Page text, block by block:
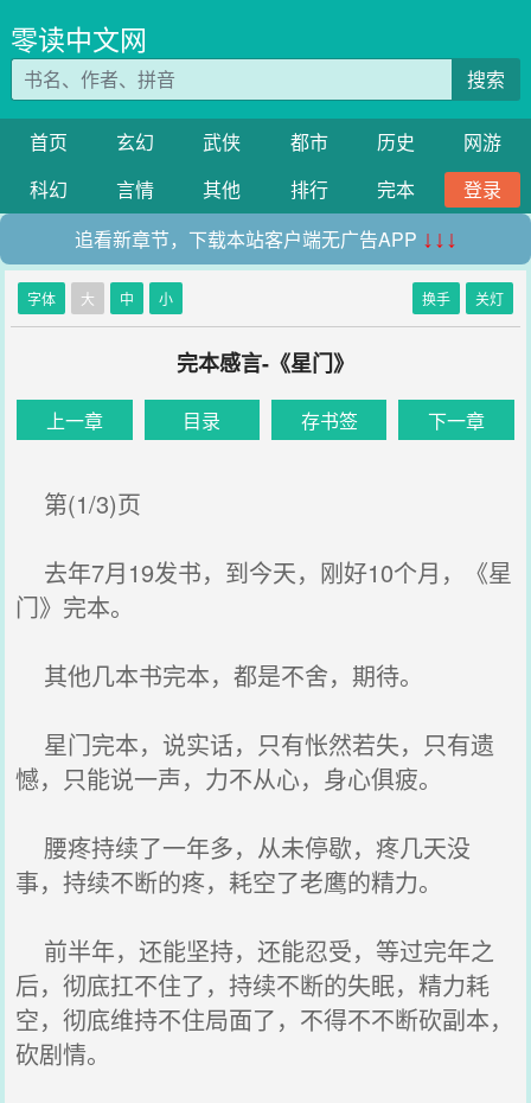
零读中文网
搜索
首页 玄幻 武侠 都市 历史
网游
科幻
言情 其他 排行 完本
登录
追看新章节，下载本站客户端无广告APP ↓↓↓
字体 大 中 小 换手 关灯
完本感言-《星门》
上一章 目录 存书签 下一章
第(1/3)页
去年7月19发书，到今天，刚好10个月，《星
门》完本。
其他几本书完本，都是不舍，期待。
星门完本，说实话，只有怅然若失，只有遗
憾，只能说一声，力不从心，身心俱疲。
腰疼持续了一年多，从未停歇，疼几天没
事，持续不断的疼，耗空了老鹰的精力。
前半年，还能坚持，还能忍受，等过完年之
后，彻底扛不住了，持续不断的失眠，精力耗
空，彻底维持不住局面了，不得不不断砍副本，
砍剧情。